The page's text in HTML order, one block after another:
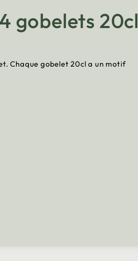
gobelets 20cl
Chaque gobelet 20cl a un motif